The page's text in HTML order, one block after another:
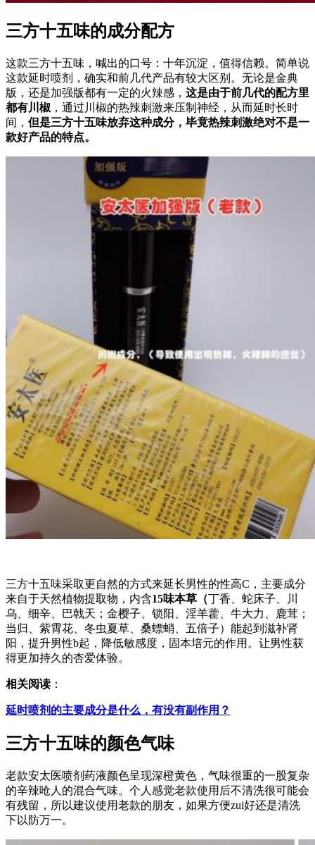
三方十五味的成分配方
这款三方十五味，喊出的口号：十年沉淀，值得信赖。简单说
这款延时喷剂，确实和前几代产品有较大区别。无论是金典
版，还是加强版都有一定的火辣感， 这是由于前几代的配方里
都有川椒 ，通过川椒的热辣刺激来压制神经，从而延时长时
间， 但是三方十五味放弃这种成分，毕竟热辣刺激绝对不是一
款好产品的特点。
三方十五味采取更自然的方式来延长男性的性高C，主要成分
来自于天然植物提取物，内含15味本草（丁香、蛇床子、川
乌、细辛、巴戟天；金樱子、锁阳、淫羊藿、牛大力、鹿茸；
当归、紫霄花、冬虫夏草、桑螵蛸、五倍子）能起到滋补肾
阳，提升男性b起，降低敏感度，固本培元的作用。让男性获
得更加持久的杏爱体验。
相关阅读 ：
延时喷剂的主要成分是什么，有没有副作用？
三方十五味的颜色气味
老款安太医喷剂药液颜色呈现深橙黄色，气味很重的一股复杂
的辛辣呛人的混合气味。个人感觉老款使用后不清洗很可能会
有残留，所以建议使用老款的朋友，如果方便zui好还是清洗
下以防万一。